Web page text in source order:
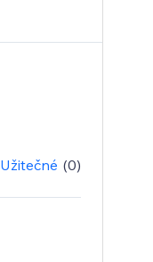
Užitečné (0)